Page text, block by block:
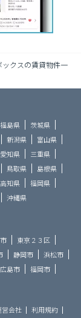
クスの賃貸物件一
福島県
茨城県
新潟県
富山県
愛知県
三重県
鳥取県
島根県
高知県
福岡県
沖縄県
東京２３区
静岡市
浜松市
広島市
福岡市
営会社
利用規約